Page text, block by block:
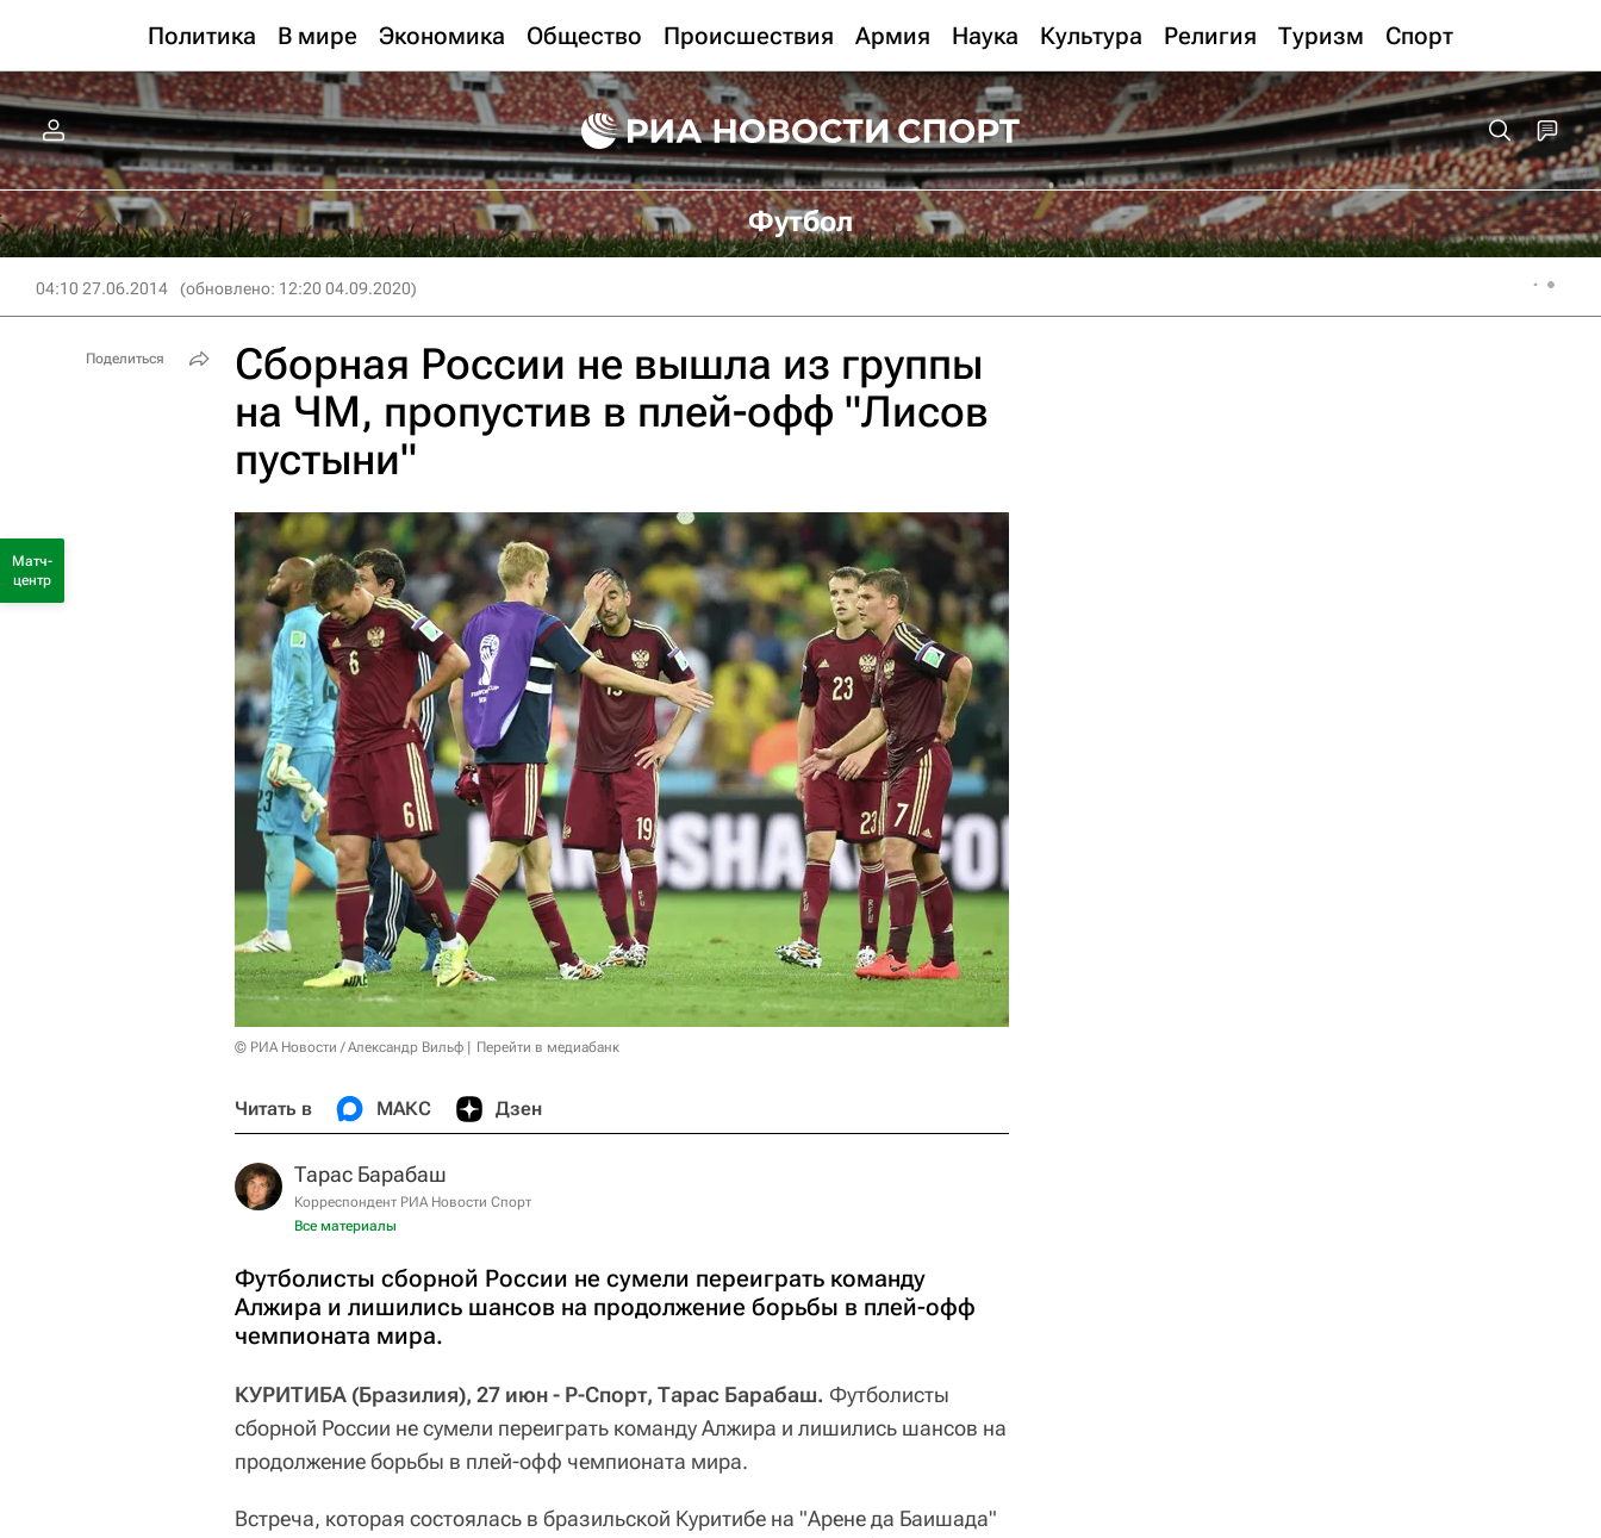
Политика В мире Экономика Общество Происшествия Армия Наука Культура Религия Туризм Спорт
Футбол
04:10 27.06.2014 (обновлено: 12:20 04.09.2020)
Сборная России не вышла из группы
на ЧМ, пропустив в плей-офф "Лисов
пустыни"
© РИА Новости / Александр Вильф Перейти в медиабанк
Читать в МАКС Дзен
Тарас Барабаш
Корреспондент РИА Новости Спорт
Все материалы
Футболисты сборной России не сумели переиграть команду
Алжира и лишились шансов на продолжение борьбы в плей-офф
чемпионата мира.
КУРИТИБА (Бразилия), 27 июн - Р-Спорт, Тарас Барабаш. Футболисты
сборной России не сумели переиграть команду Алжира и лишились шансов на
продолжение борьбы в плей-офф чемпионата мира.
Встреча, которая состоялась в бразильской Куритибе на "Арене да Баишада"
Поделиться
Матч-
центр